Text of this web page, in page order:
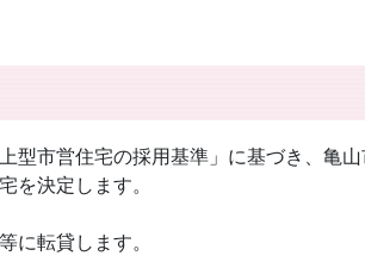
型市営住宅の採用基準」に基づき、亀
を決定します。
に転貸します。